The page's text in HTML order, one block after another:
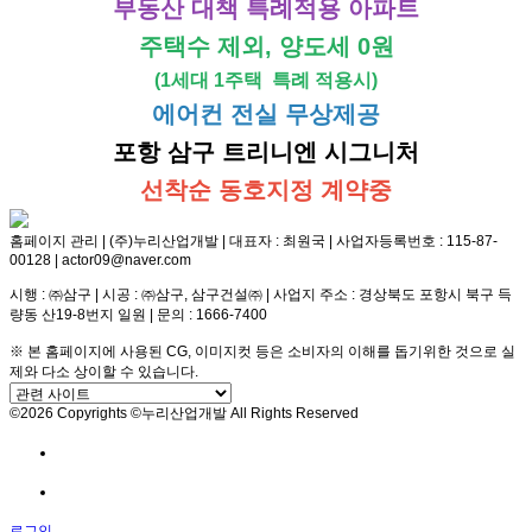
부동산 대책 특례적용 아파트
주택수 제외, 양도세 0원
(1세대 1주택 특례 적용시)
에어컨 전실 무상제공
포항 삼구 트리니엔 시그니처
선착순 동호지정 계약중
홈페이지 관리 | (주)누리산업개발 | 대표자 : 최원국 | 사업자등록번호 : 115-87-
00128 | actor09@naver.com
시행 : ㈜삼구 | 시공 : ㈜삼구, 삼구건설㈜ | 사업지 주소 : 경상북도 포항시 북구 득
량동 산19-8번지 일원 | 문의 : 1666-7400
※ 본 홈페이지에 사용된 CG, 이미지컷 등은 소비자의 이해를 돕기위한 것으로 실
제와 다소 상이할 수 있습니다.
©2026 Copyrights ©누리산업개발 All Rights Reserved